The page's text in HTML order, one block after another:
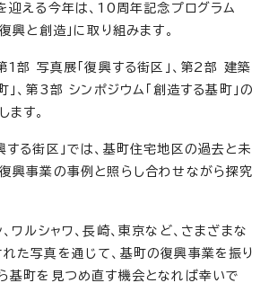
える今年は、10周年記念プログラム
と創造」に取り組みます。
1部 写真展「復興する街区」、第2部 建築
」、第3部 シンポジウム「創造する基町」の
ます。
する街区」では、基町住宅地区の過去と未
興事業の事例と照らし合わせながら探究
ワルシャワ、長崎、東京など、さまざまな
た写真を通じて、基町の復興事業を振り
基町を見つめ直す機会となれば幸いで